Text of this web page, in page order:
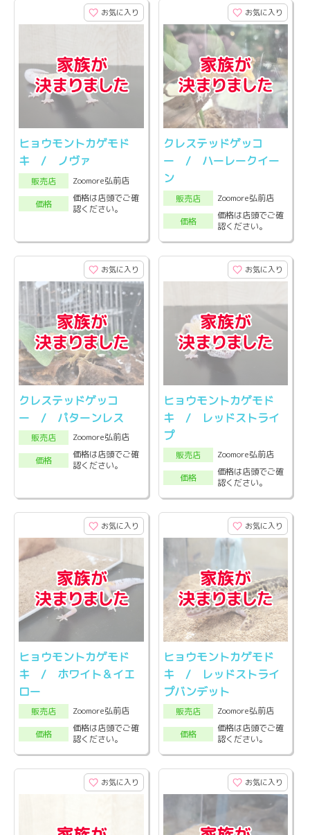
お気に入り
ヒョウモントカゲモド
キ / ノヴァ
販売店
Zoomore弘前店
価格
価格は店頭でご確
認ください。
お気に入り
クレステッドゲッコ
ー / ハーレークイー
ン
販売店
Zoomore弘前店
価格
価格は店頭でご確
認ください。
お気に入り
クレステッドゲッコ
ー / パターンレス
販売店
Zoomore弘前店
価格
価格は店頭でご確
認ください。
お気に入り
ヒョウモントカゲモド
キ / レッドストライ
プ
販売店
Zoomore弘前店
価格
価格は店頭でご確
認ください。
お気に入り
ヒョウモントカゲモド
キ / ホワイト＆イエ
ロー
販売店
Zoomore弘前店
価格
価格は店頭でご確
認ください。
お気に入り
ヒョウモントカゲモド
キ / レッドストライ
プバンデット
販売店
Zoomore弘前店
価格
価格は店頭でご確
認ください。
お気に入り お気に入り